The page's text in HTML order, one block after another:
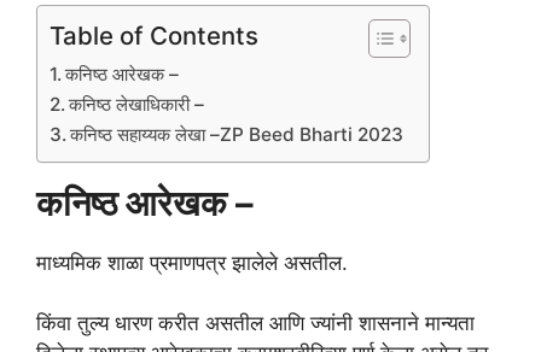
Table of Contents
कनिष्ठ आरेखक –
कनिष्ठ लेखाधिकारी –
कनिष्ठ सहाय्यक लेखा –ZP Beed Bharti 2023
कनिष्ठ आरेखक –
माध्यमिक शाळा प्रमाणपत्र झालेले असतील.
किंवा तुल्य धारण करीत असतील आणि ज्यांनी शासनाने मान्यता